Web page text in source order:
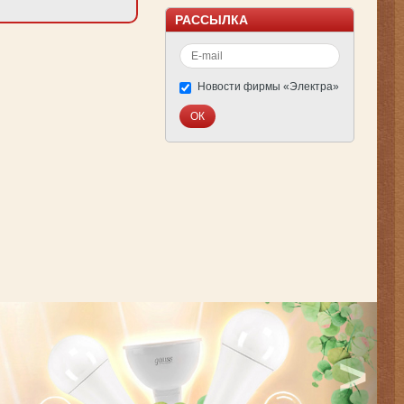
РАССЫЛКА
Новости фирмы «Электра»